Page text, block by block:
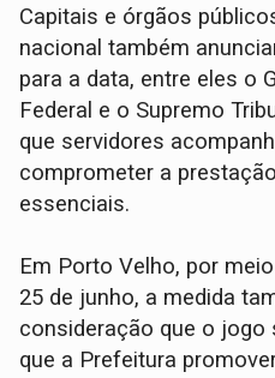
Capitais e órgãos
nacional também
para a data, entre eles o
Federal e o Supremo
que servidores
comprometer a
essenciais.
Em Porto Velho, por
25 de junho, a medida
consideração que o jogo
que a Prefeitura